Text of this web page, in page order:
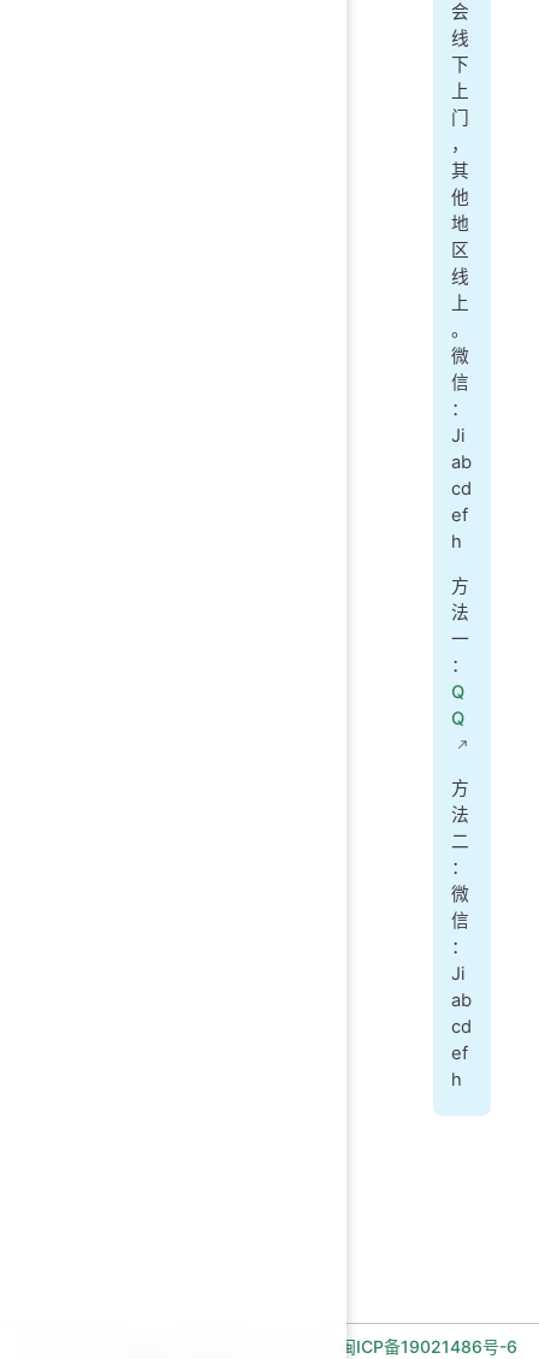
会
线
下
上
门
，
其
他
地
区
线
上
。
微
信
：
Ji
ab
cd
ef
h
方
法
一
：
Q
Q
方
法
二
：
微
信
：
Ji
ab
cd
ef
h
闽ICP备19021486号-6